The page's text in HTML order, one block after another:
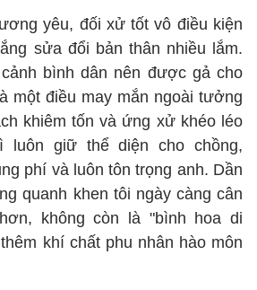
yêu, đối xử tốt vô điều kiện
sửa đổi bản thân nhiều lắm.
bình dân nên được gả cho
một điều may mắn ngoài tưởng
khiêm tốn và ứng xử khéo léo
luôn giữ thể diện cho chồng,
phí và luôn tôn trọng anh. Dần
quanh khen tôi ngày càng cân
không còn là "bình hoa di
khí chất phu nhân hào môn